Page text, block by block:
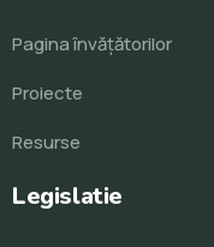
Pagina învăţătorilor
Proiecte
Resurse
Legislatie